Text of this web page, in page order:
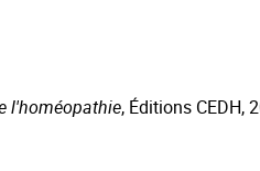
l'homéopathie, Éditions CEDH,